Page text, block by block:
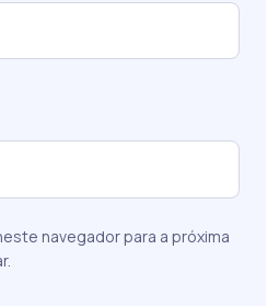
navegador para a próxima